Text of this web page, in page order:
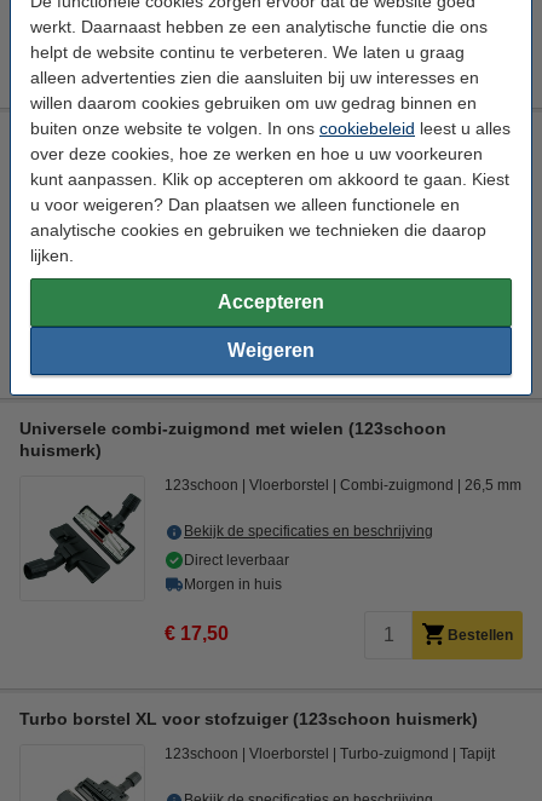
werkt. Daarnaast hebben ze een analytische functie die ons
helpt de website continu te verbeteren. We laten u graag
alleen advertenties zien die aansluiten bij uw interesses en
willen daarom cookies gebruiken om uw gedrag binnen en
buiten onze website te volgen. In ons cookiebeleid leest u alles
over deze cookies, hoe ze werken en hoe u uw voorkeuren
kunt aanpassen. Klik op accepteren om akkoord te gaan. Kiest
u voor weigeren? Dan plaatsen we alleen functionele en
analytische cookies en gebruiken we technieken die daarop
lijken.
Accepteren
Weigeren
HG adviesprijs
€ 5,49 Bestellen
Universeel stofzuiger-opzetstuk 32 mm plumeau (123schoon
huismerk)
123schoon Opzetborstel Plumeauborstel
Bekijk de specificaties en beschrijving
Morgen in huis
Universele combi-zuigmond met wielen (123schoon
huismerk)
123schoon Vloerborstel Combi-zuigmond 26,5 mm
Bekijk de specificaties en beschrijving
Direct leverbaar
Morgen in huis
€ 17,50 Bestellen
Turbo borstel XL voor stofzuiger (123schoon huismerk)
123schoon Vloerborstel Turbo-zuigmond Tapijt